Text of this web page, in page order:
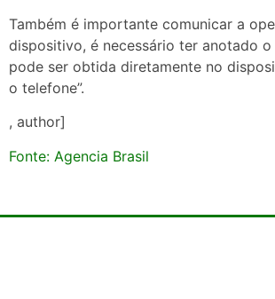
Também é importante comunicar a
dispositivo, é necessário ter anotado
pode ser obtida diretamente no
o telefone”.
, author]
Fonte: Agencia Brasil